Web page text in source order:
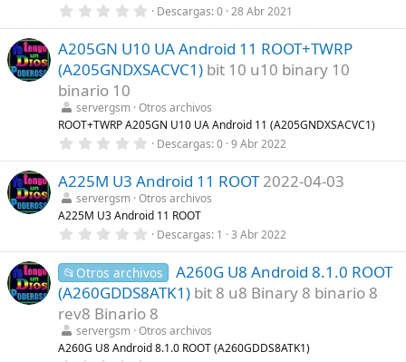
s
)
0
0
0
e
s
e
l
a
(
s
)
Descargas 0 28 Abr 2021
A205GN U10 UA Android 11 ROOT+TWRP
(A205GNDXSACVC1) bit 10 u10 binary 10
binario 10
servergsm Otros archivos
ROOT+TWRP A205GN U10 UA Android 11 (A205GNDXSACVC1)
0
0
0
e
s
t
r
l
l
a
(
s
)
Descargas 0 9 Abr 2022
A225M U3 Android 11 ROOT 2022-04-03
servergsm Otros archivos
A225M U3 Android 11 ROOT
0
0
0
e
s
t
r
e
l
Descargas 1 3 Abr 2022
📂Otros archivos
A260G U8 Android 8.1.0 ROOT
(A260GDDS8ATK1) bit 8 u8 Binary 8 binario 8
rev8 Binario 8
servergsm Otros archivos
A260G U8 Android 8.1.0 ROOT (A260GDDS8ATK1)